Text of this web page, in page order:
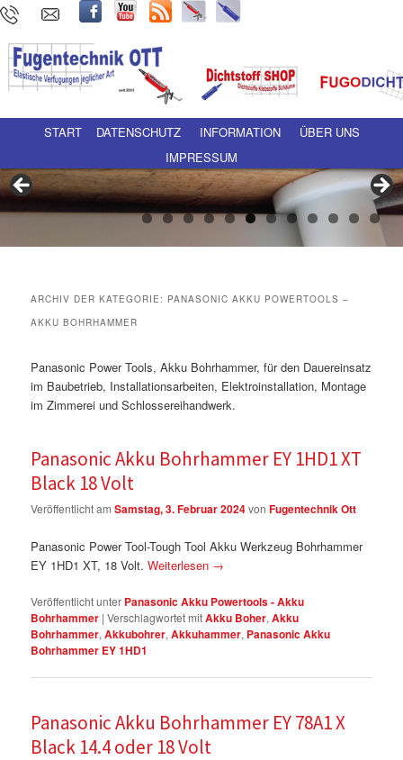
Hauptmenü Zum Inhalt wechseln
Zum sekundären Inhalt wechseln
START DATENSCHUTZ INFORMATION
ÜBER UNS
IMPRESSUM
ARCHIV DER KATEGORIE: PANASONIC AKKU POWERTOOLS –
AKKU BOHRHAMMER
Panasonic Power Tools, Akku Bohrhammer, für den Dauereinsatz
im Baubetrieb, Installationsarbeiten, Elektroinstallation, Montage
im Zimmerei und Schlossereihandwerk.
Panasonic Akku Bohrhammer EY 1HD1 XT
Black 18 Volt
Veröffentlicht amSamstag, 3. Februar 2024vonFugentechnik Ott
Panasonic Power Tool-Tough Tool Akku Werkzeug Bohrhammer
EY 1HD1 XT, 18 Volt.Weiterlesen →
Veröffentlicht unter Panasonic Akku Powertools - Akku
Bohrhammer |Verschlagwortet mitAkku Boher,Akku
Bohrhammer,Akkubohrer,Akkuhammer, Panasonic Akku
Bohrhammer EY 1HD1
Panasonic Akku Bohrhammer EY 78A1 X
Black 14.4 oder 18 Volt